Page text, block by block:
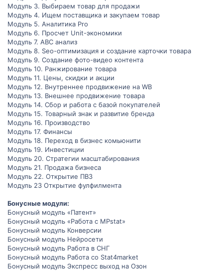
Модуль 3. Выбираем товар для продажи
Модуль 4. Ищем поставщика и закупаем товар
Модуль 5. Аналитика Pro
Модуль 6. Просчет Unit-экономики
Модуль 7. АВС анализ
Модуль 8. Seo-оптимизация и создание карточки товара
Модуль 9. Создание фото-видео контента
Модуль 10. Ранжирование товара
Модуль 11. Цены, скидки и акции
Модуль 12. Внутреннее продвижение на WB
Модуль 13. Внешнее продвижение товара
Модуль 14. Сбор и работа с базой покупателей
Модуль 15. Товарный знак и развитие бренда
Модуль 16. Производство
Модуль 17. Финансы
Модуль 18. Переход в бизнес комьюнити
Модуль 19. Инвестиции
Модуль 20. Стратегии масштабирования
Модуль 21. Продажа бизнеса
Модуль 22. Открытие ПВЗ
Модуль 23 Открытие фулфилмента
Бонусные модули:
Бонусный модуль «Патент»
Бонусный модуль «Работа с MPstat»
Бонусный модуль Конверсии
Бонусный модуль Нейросети
Бонусный модуль Работа в СНГ
Бонусный модуль Работа со Stat4market
Бонусный модуль Экспресс выход на Озон